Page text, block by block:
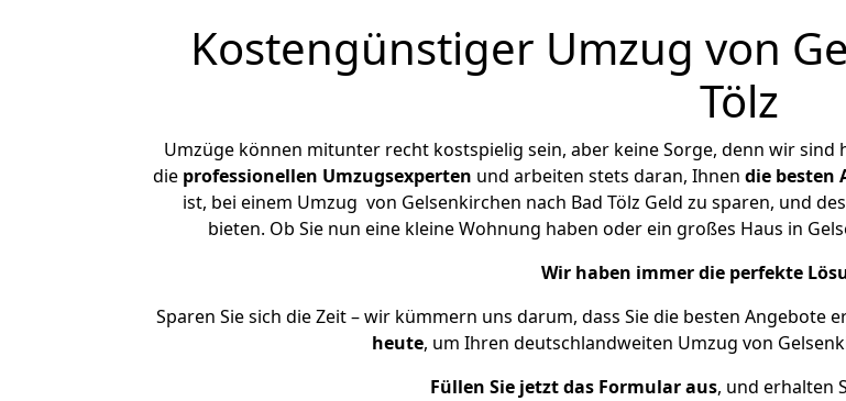
Kostengünstiger Umzug von
Tölz
Umzüge können mitunter recht kostspielig sein, aber keine Sorge, denn wir sind
die professionellen Umzugsexperten und arbeiten stets daran, Ihnen die besten
ist, bei einem Umzug von Gelsenkirchen nach Bad Tölz Geld zu sparen, und
bieten. Ob Sie nun eine kleine Wohnung haben oder ein großes Haus in
Wir haben immer die perfekte
Sparen Sie sich die Zeit – wir kümmern uns darum, dass Sie die besten Angebote
heute, um Ihren deutschlandweiten Umzug von
Füllen Sie jetzt das Formular aus, und erhalten